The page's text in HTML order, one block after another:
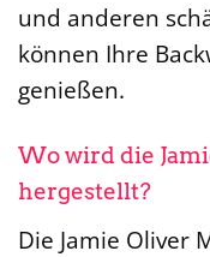
und anderen
können Ihre
genießen.
Wo wird die
hergestellt?
Die Jamie Oliver